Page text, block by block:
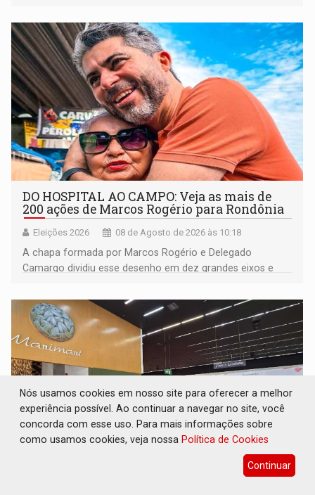
DO HOSPITAL AO CAMPO: Veja as mais de
200 ações de Marcos Rogério para Rondônia
Eleições 2026 08 de Agosto de 2026 às 10:18
A chapa formada por Marcos Rogério e Delegado
Camargo dividiu esse desenho em dez grandes eixos e
Nós usamos cookies em nosso site para oferecer a melhor
experiência possível. Ao continuar a navegar no site, você
concorda com esse uso. Para mais informações sobre
como usamos cookies, veja nossa Política de Cookies
Continuar